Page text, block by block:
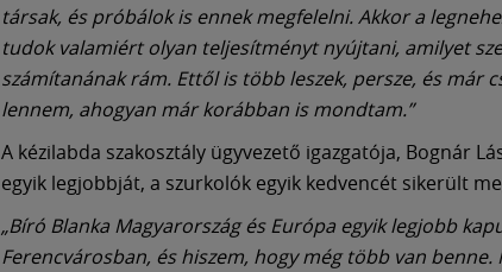
társak, és próbálok is ennek megfelelni. Akkor a
tudok valamiért olyan teljesítményt nyújtani, amilyet
számítanának rám. Ettől is több leszek, persze, és már
lennem, ahogyan már korábban is mondtam.”
A kézilabda szakosztály ügyvezető igazgatója, Bognár
egyik legjobbját, a szurkolók egyik kedvencét sikerült
„Bíró Blanka Magyarország és Európa egyik legjobb
Ferencvárosban, és hiszem, hogy még több van